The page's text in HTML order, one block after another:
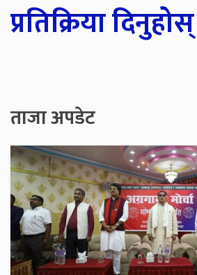
प्रतिक्रिया दिनुहोस्
ताजा अपडेट